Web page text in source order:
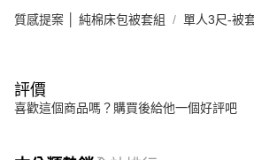
質感提案 │ 純棉床包被套組 單人3尺-被
評價
喜歡這個商品嗎？購買後給他一個好評吧